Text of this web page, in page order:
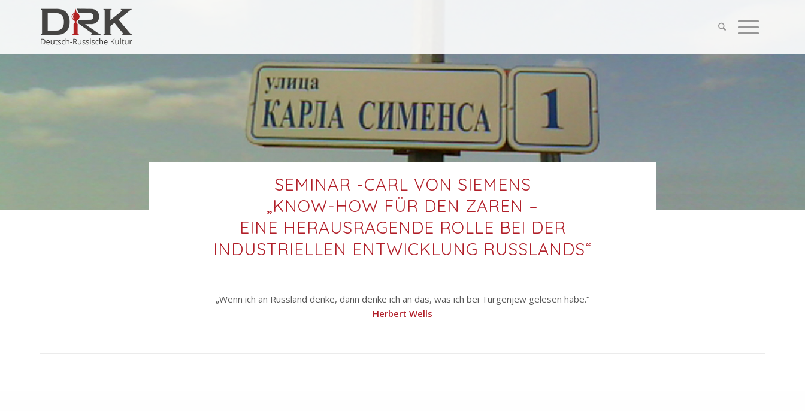
SEMINAR -CARL VON SIEMENS
„KNOW-HOW FÜR DEN ZAREN –
EINE HERAUSRAGENDE ROLLE BEI DER
INDUSTRIELLEN ENTWICKLUNG RUSSLANDS“
„Wenn ich an Russland denke, dann denke ich an das, was ich bei Turgenjew gelesen habe.“
Herbert Wells